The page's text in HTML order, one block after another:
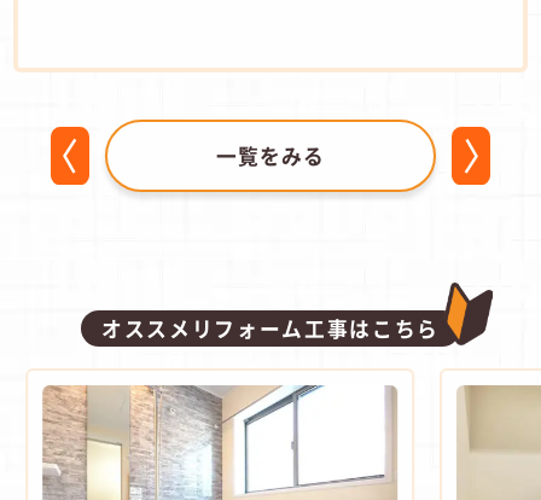
一覧をみる
オススメリフォーム工事はこちら